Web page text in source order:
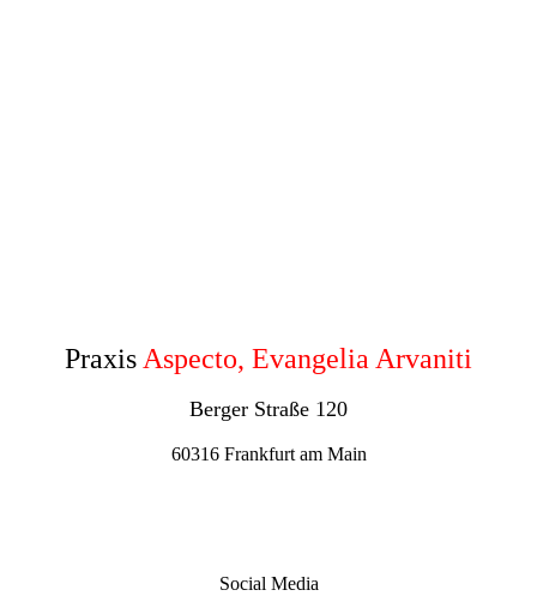
Praxis Aspecto, Evangelia Arvaniti
Berger Straße 120
60316 Frankfurt am Main
Social Media